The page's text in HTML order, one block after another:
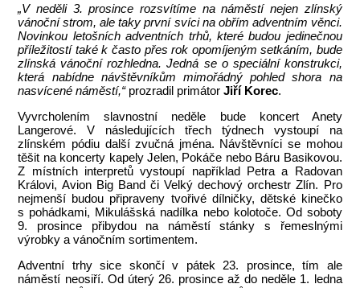
„V neděli 3. prosince rozsvítíme na náměstí nejen zlínský
vánoční strom, ale taky první svíci na obřím adventním věnci.
Novinkou letošních adventních trhů, které budou jedinečnou
příležitostí také k často přes rok opomíjeným setkáním, bude
zlínská vánoční rozhledna. Jedná se o speciální konstrukci,
která nabídne návštěvníkům mimořádný pohled shora na
nasvícené náměstí,“prozradil primátorJiří Korec.
Vyvrcholením slavnostní neděle bude koncert Anety
Langerové. V následujících třech týdnech vystoupí na
zlínském pódiu další zvučná jména. Návštěvníci se mohou
těšit na koncerty kapely Jelen, Pokáče nebo Báru Basikovou.
Z místních interpretů vystoupí například Petra a Radovan
Královi, Avion Big Band či Velký dechový orchestr Zlín. Pro
nejmenší budou připraveny tvořivé dílničky, dětské kinečko
s pohádkami, Mikulášská nadílka nebo kolotoče. Od soboty
9. prosince přibydou na náměstí stánky s řemeslnými
výrobky a vánočním sortimentem.
Adventní trhy sice skončí v pátek 23. prosince, tím ale
náměstí neosiří. Od úterý 26. prosince až do neděle 1. ledna